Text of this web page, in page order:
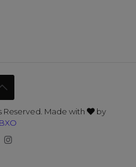
Reserved. Made with
by